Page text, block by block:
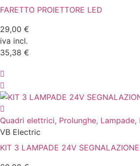
FARETTO PROIETTORE LED
29,00 €
iva incl.
35,38 €
Quadri elettrici, Prolunghe, Lampade,
VB Electric
KIT 3 LAMPADE 24V